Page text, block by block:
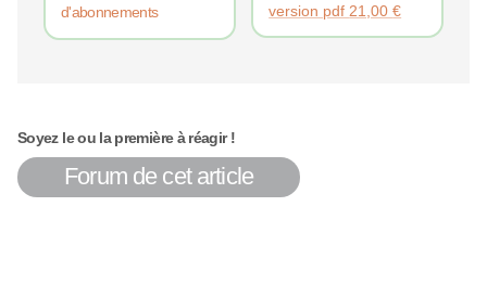
d'abonnements
version pdf 21,00€
Soyez le ou la première à réagir !
Forum de cet article